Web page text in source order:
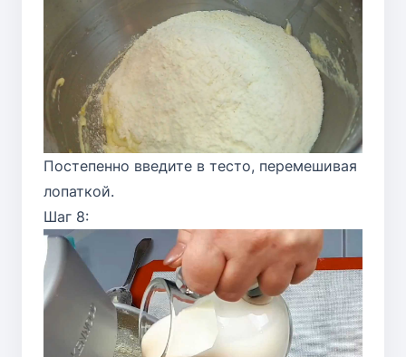
Постепенно введите в тесто, перемешивая
лопаткой.
Шаг 8: